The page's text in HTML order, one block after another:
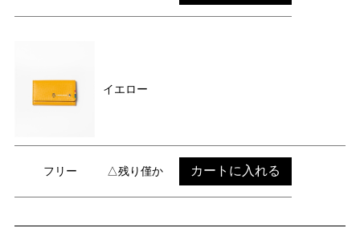
イエロー
フリー △残り僅か カートに入れる